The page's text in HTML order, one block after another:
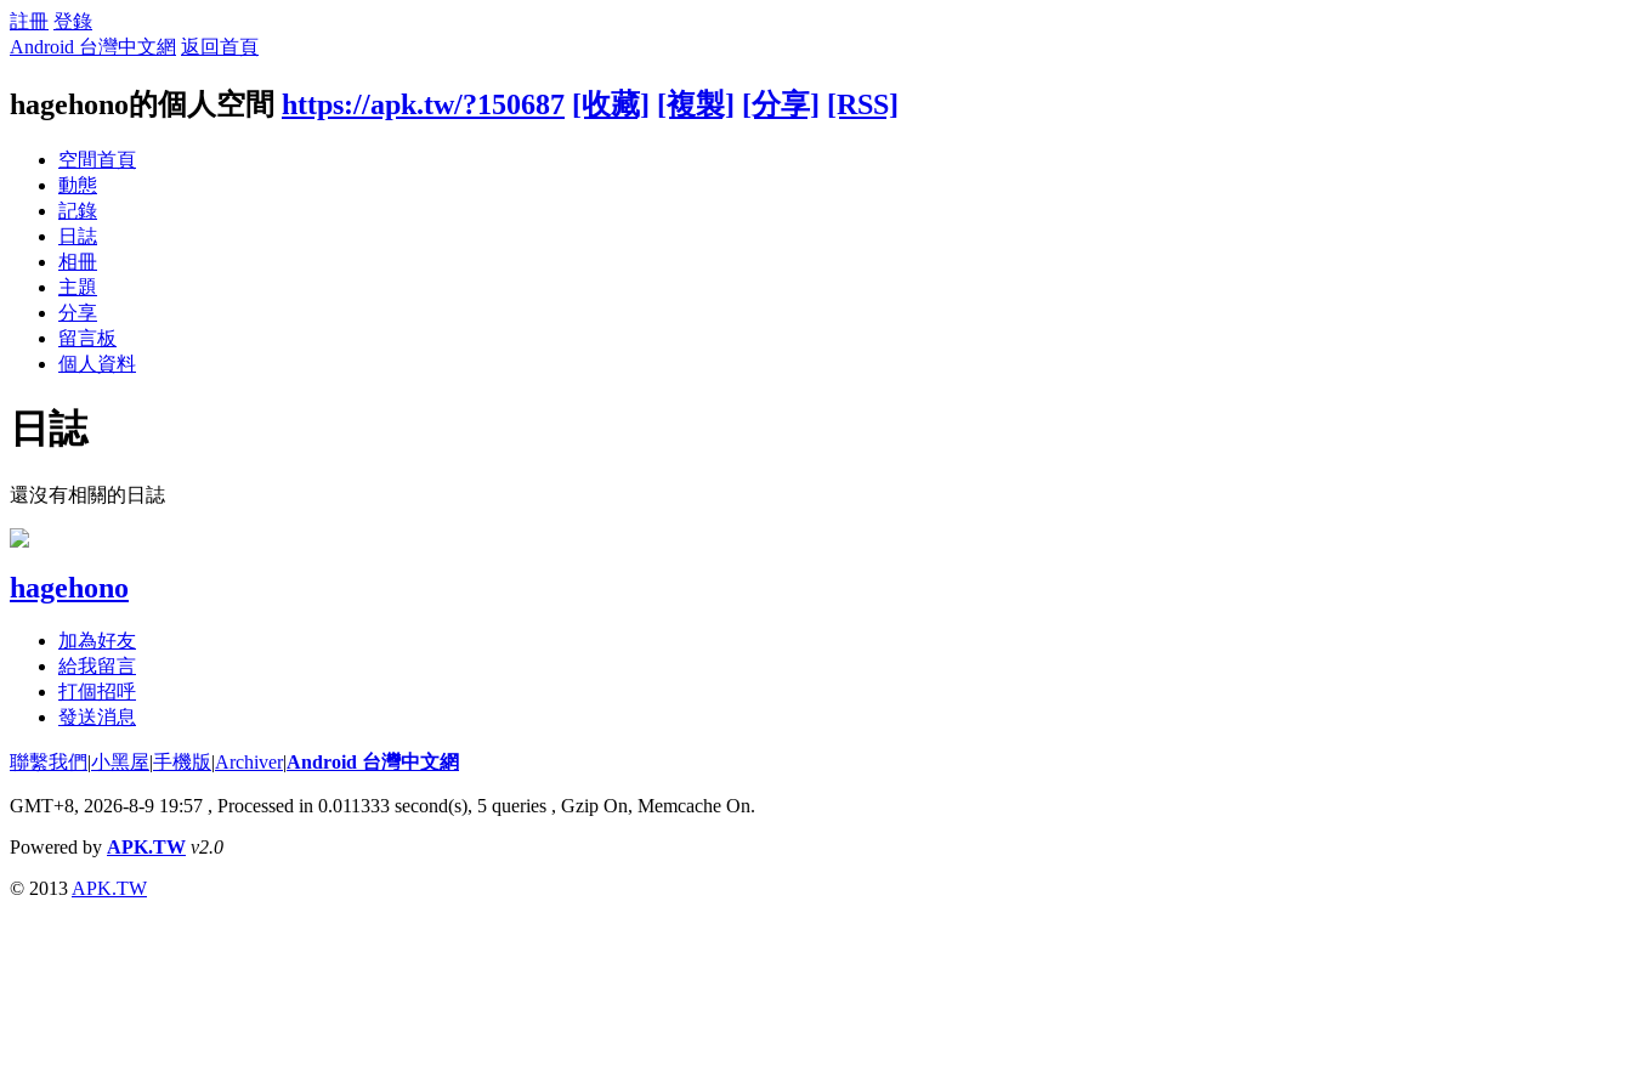
註冊 登錄
Android 台灣中文網 返回首頁
hagehono的個人空間 https://apk.tw/?150687 [收藏] [複製] [分享] [RSS]
空間首頁
動態
記錄
日誌
相冊
主題
分享
留言板
個人資料
日誌
還沒有相關的日誌
hagehono
加為好友
給我留言
打個招呼
發送消息
聯繫我們|小黑屋|手機版|Archiver|Android 台灣中文網
GMT+8, 2026-8-9 19:57 , Processed in 0.011333 second(s), 5 queries , Gzip On, Memcache On.
Powered by APK.TW v2.0
© 2013 APK.TW